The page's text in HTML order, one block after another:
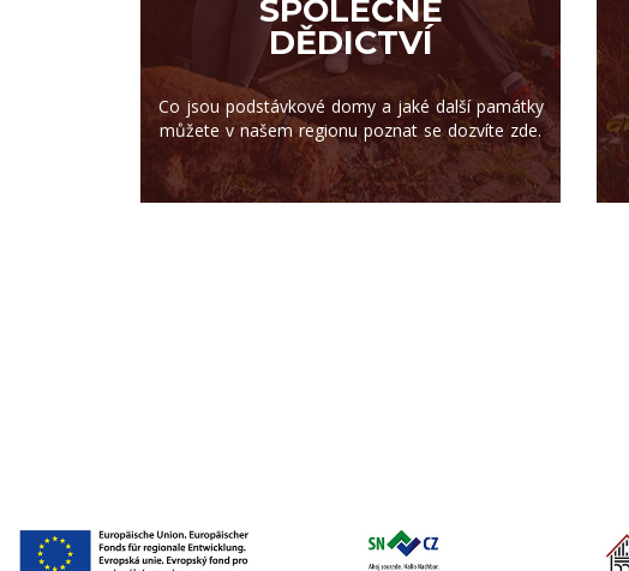
SPOLEČNÉ
DĚDICTVÍ
Co jsou podstávkové domy a jaké další památky
můžete v našem regionu poznat se dozvíte zde.